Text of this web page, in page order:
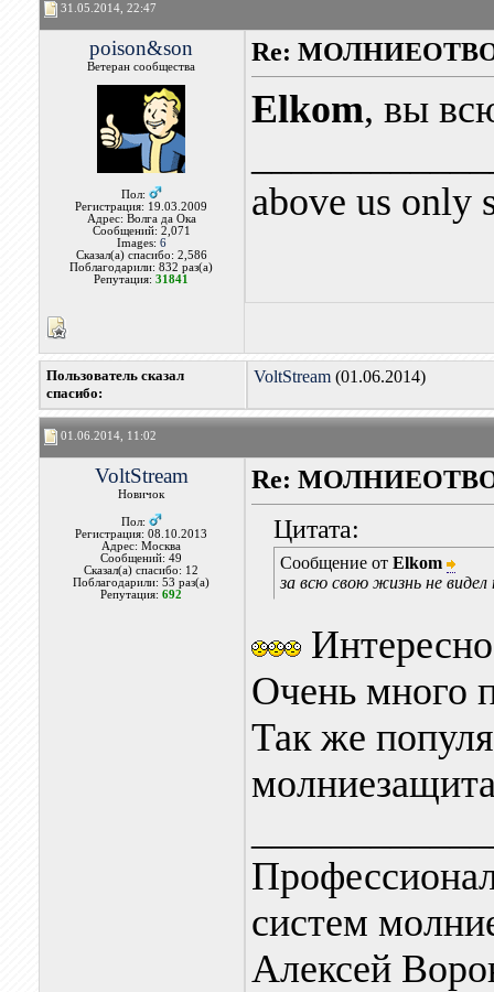
31.05.2014, 22:47
poison&son
Ветеран сообщества
Пол:
Регистрация: 19.03.2009
Адрес: Волга да Ока
Сообщений: 2,071
Images: 6
Сказал(а) спасибо: 2,586
Поблагодарили: 832 раз(а)
Репутация:31841
Re:
Elkom, вы
above us only
Пользователь сказал
cпасибо:
VoltStream(01.06.2014)
01.06.2014, 11:02
VoltStream
Новичок
Пол:
Регистрация: 08.10.2013
Адрес: Москва
Сообщений: 49
Сказал(а) спасибо: 12
Поблагодарили: 53 раз(а)
Репутация:692
Re:
Цитата:
Сообщение от Elkom
за всю свою жизнь не
Очень много
Так же
систем
Алексей